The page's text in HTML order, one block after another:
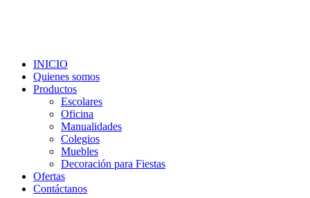
INICIO
Quienes somos
Productos
Escolares
Oficina
Manualidades
Colegios
Muebles
Decoración para Fiestas
Ofertas
Contáctanos